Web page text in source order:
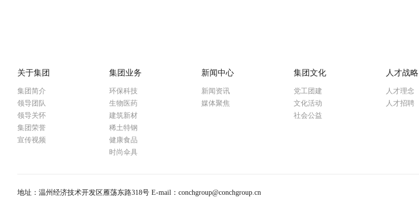
关于集团
集团简介
领导团队
领导关怀
集团荣誉
宣传视频
集团业务
环保科技
生物医药
建筑新材
稀土特钢
健康食品
时尚伞具
新闻中心
新闻资讯
媒体聚焦
集团文化
党工团建
文化活动
社会公益
人才战略
人才理念
人才招聘
地址：温州经济技术开发区雁荡东路318号E-mail：conchgroup@conchgroup.cn